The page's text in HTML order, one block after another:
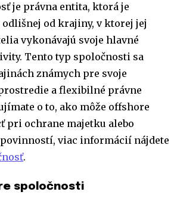
je právna entita, ktorá je
od krajiny, v ktorej jej
vykonávajú svoje hlavné
Tento typ spoločnosti sa
známych pre svoje
a flexibilné právne
o to, ako môže offshore
pri ochrane majetku alebo
viac informácií nájdete
.
spoločnosti